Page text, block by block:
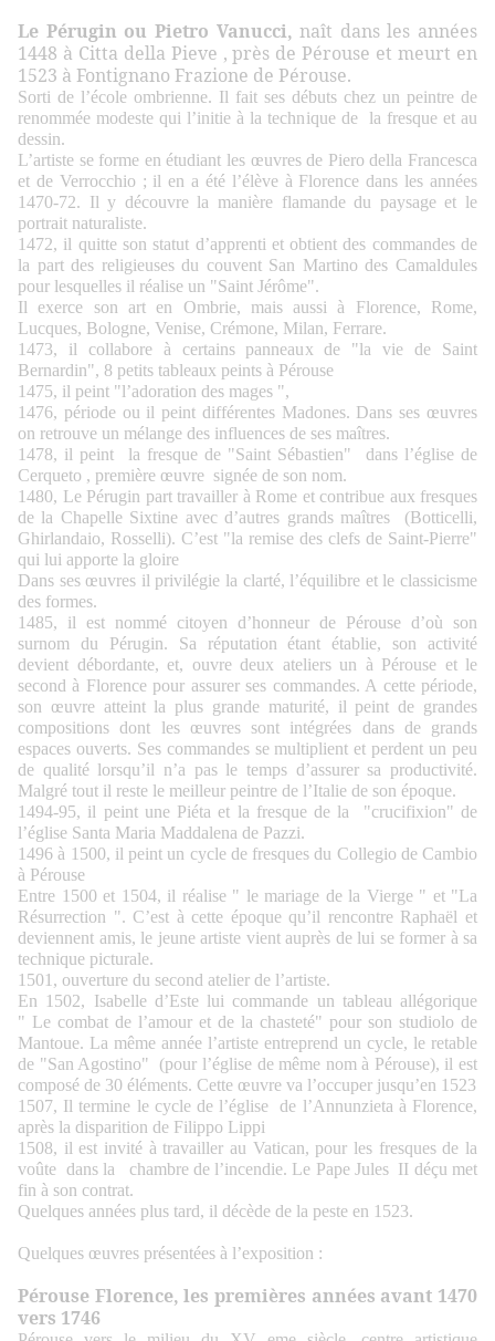
Le Pérugin ou Pietro Vanucci, naît dans les années
1448 à Citta della Pieve , près de Pérouse et meurt en
1523 à Fontignano Frazione de Pérouse.
Sorti de l’école ombrienne. Il fait ses débuts chez un peintre de
renommée modeste qui l’initie à la technique de la fresque et au
dessin.
L’artiste se forme en étudiant les œuvres de Piero della Francesca
et de Verrocchio ; il en a été l’élève à Florence dans les années
1470-72. Il y découvre la manière flamande du paysage et le
portrait naturaliste.
1472, il quitte son statut d’apprenti et obtient des commandes de
la part des religieuses du couvent San Martino des Camaldules
pour lesquelles il réalise un "Saint Jérôme".
Il exerce son art en Ombrie, mais aussi à Florence, Rome,
Lucques, Bologne, Venise, Crémone, Milan, Ferrare.
1473, il collabore à certains panneaux de "la vie de Saint
Bernardin", 8 petits tableaux peints à Pérouse
1475, il peint "l’adoration des mages ",
1476, période ou il peint différentes Madones. Dans ses œuvres
on retrouve un mélange des influences de ses maîtres.
1478, il peint la fresque de "Saint Sébastien" dans l’église de
Cerqueto , première œuvre signée de son nom.
1480, Le Pérugin part travailler à Rome et contribue aux fresques
de la Chapelle Sixtine avec d’autres grands maîtres (Botticelli,
Ghirlandaio, Rosselli). C’est "la remise des clefs de Saint-Pierre"
qui lui apporte la gloire
Dans ses œuvres il privilégie la clarté, l’équilibre et le classicisme
des formes.
1485, il est nommé citoyen d’honneur de Pérouse d’où son
surnom du Pérugin. Sa réputation étant établie, son activité
devient débordante, et, ouvre deux ateliers un à Pérouse et le
second à Florence pour assurer ses commandes. A cette période,
son œuvre atteint la plus grande maturité, il peint de grandes
compositions dont les œuvres sont intégrées dans de grands
espaces ouverts. Ses commandes se multiplient et perdent un peu
de qualité lorsqu’il n’a pas le temps d’assurer sa productivité.
Malgré tout il reste le meilleur peintre de l’Italie de son époque.
1494-95, il peint une Piéta et la fresque de la "crucifixion" de
l’église Santa Maria Maddalena de Pazzi.
1496 à 1500, il peint un cycle de fresques du Collegio de Cambio
à Pérouse
Entre 1500 et 1504, il réalise " le mariage de la Vierge " et "La
Résurrection ". C’est à cette époque qu’il rencontre Raphaël et
deviennent amis, le jeune artiste vient auprès de lui se former à sa
technique picturale.
1501, ouverture du second atelier de l’artiste.
En 1502, Isabelle d’Este lui commande un tableau allégorique
" Le combat de l’amour et de la chasteté" pour son studiolo de
Mantoue. La même année l’artiste entreprend un cycle, le retable
de "San Agostino" (pour l’église de même nom à Pérouse), il est
composé de 30 éléments. Cette œuvre va l’occuper jusqu’en 1523
1507, Il termine le cycle de l’église de l’Annunzieta à Florence,
après la disparition de Filippo Lippi
1508, il est invité à travailler au Vatican, pour les fresques de la
voûte dans la chambre de l’incendie. Le Pape Jules II déçu met
fin à son contrat.
Quelques années plus tard, il décède de la peste en 1523.
Quelques œuvres présentées à l’exposition :
Pérouse Florence, les premières années avant 1470
vers 1746